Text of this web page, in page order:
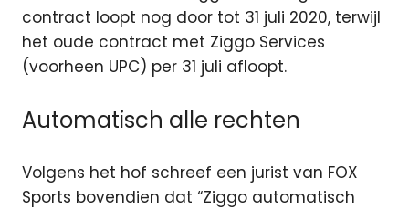
contract loopt nog door tot 31 juli 2020, terwijl
het oude contract met Ziggo Services
(voorheen UPC) per 31 juli afloopt.
Automatisch alle rechten
Volgens het hof schreef een jurist van FOX
Sports bovendien dat “Ziggo automatisch